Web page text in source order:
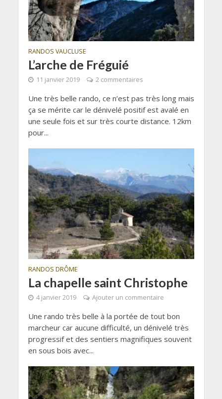
RANDOS VAUCLUSE
L’arche de Fréguié
11 janvier 2019 2 commentaires
Une très belle rando, ce n’est pas très long mais
ça se mérite car le dénivelé positif est avalé en
une seule fois et sur très courte distance. 12km
pour...
RANDOS DRÔME
La chapelle saint Christophe
4 janvier 2019 Ajouter un commentaire
Une rando très belle à la portée de tout bon
marcheur car aucune difficulté, un dénivelé très
progressif et des sentiers magnifiques souvent
en sous bois avec...